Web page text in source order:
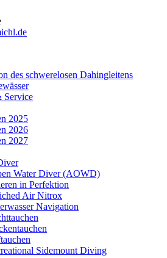
des schwerelosen Dahingleitens
Service
2025
2026
2027
Water Diver (AOWD)
in Perfektion
Air Nitrox
Navigation
Sidemount Diving